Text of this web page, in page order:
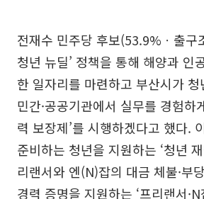
전재수 민주당 후보(53.9%ㆍ출구
청년 뉴딜’ 정책을 통해 해양과 인
한 일자리를 마련하고 부산시가
민간·공공기관에서 실무를 경험하
력 보장제’를 시행하겠다고 했다.
준비하는 청년을 지원하는 ‘청년
리랜서와 엔(N)잡의 대금 체불·부
경력 증명을 지원하는 ‘프리랜서